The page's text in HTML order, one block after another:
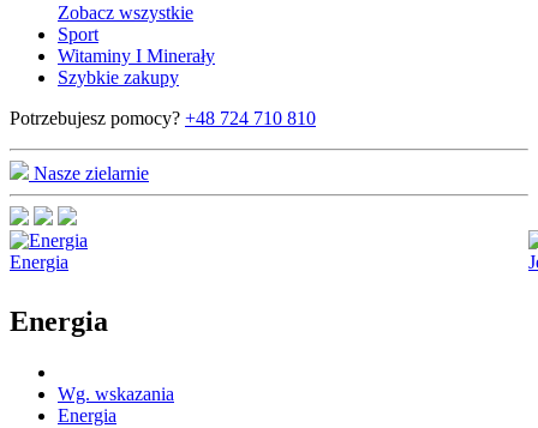
Zobacz wszystkie
Sport
Witaminy I Minerały
Szybkie zakupy
Potrzebujesz pomocy? +48 724 710 810
Nasze zielarnie
Energia
Energia
Wg. wskazania
Energia